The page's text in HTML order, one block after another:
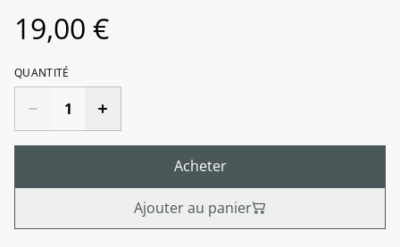
19,00 €
QUANTITÉ
Acheter
Ajouter au panier